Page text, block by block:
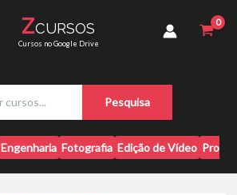
ZCURSOS
Cursos no Google Drive
s
q
u
i
Pesquisa
Engenharia Fotografia Edição de Vídeo